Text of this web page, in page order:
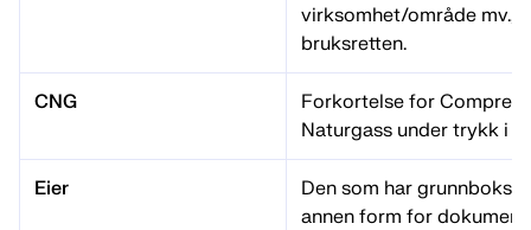
virksomhet/område mv.,
bruksretten.
CNG
Forkortelse for
Naturgass under trykk i
Eier
Den som har
annen form for